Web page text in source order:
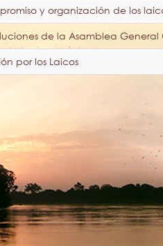
y organización de los
de la Asamblea General
por los Laicos